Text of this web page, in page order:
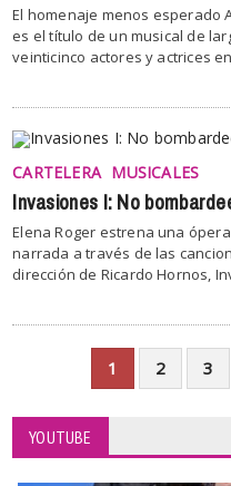
El homenaje menos esperado
es el título de un musical de
veinticinco actores y actrices
CARTELERA MUSICALES
Invasiones I: No
Elena Roger estrena una
narrada a través de las
dirección de Ricardo Hornos,
1 2 3
YOUTUBE